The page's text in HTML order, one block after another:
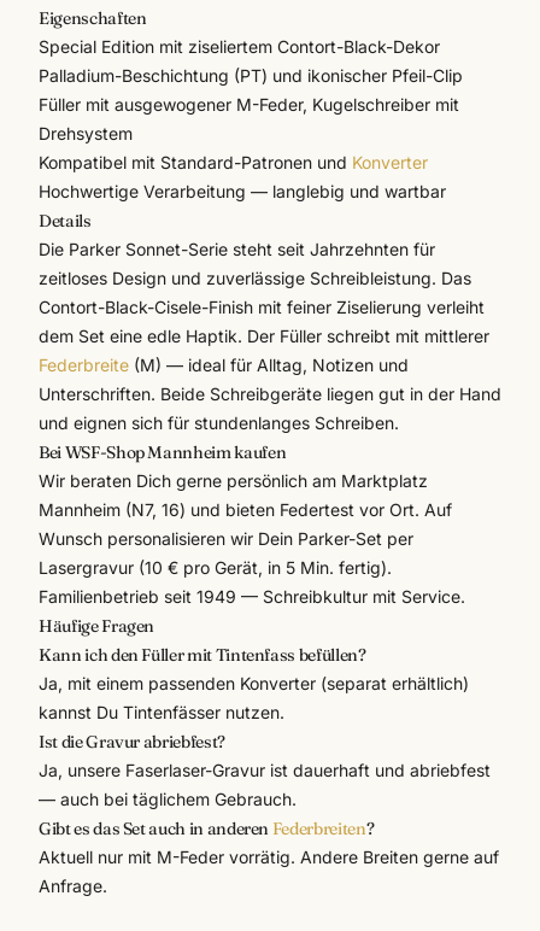
Eigenschaften
Special Edition mit ziseliertem Contort-Black-Dekor
Palladium-Beschichtung (PT) und ikonischer Pfeil-Clip
Füller mit ausgewogener M-Feder, Kugelschreiber mit
Drehsystem
Kompatibel mit Standard-Patronen und Konverter
Hochwertige Verarbeitung — langlebig und wartbar
Details
Die Parker Sonnet-Serie steht seit Jahrzehnten für
zeitloses Design und zuverlässige Schreibleistung. Das
Contort-Black-Cisele-Finish mit feiner Ziselierung verleiht
dem Set eine edle Haptik. Der Füller schreibt mit mittlerer
Federbreite (M) — ideal für Alltag, Notizen und
Unterschriften. Beide Schreibgeräte liegen gut in der Hand
und eignen sich für stundenlanges Schreiben.
Bei WSF-Shop Mannheim kaufen
Wir beraten Dich gerne persönlich am Marktplatz
Mannheim (N7, 16) und bieten Federtest vor Ort. Auf
Wunsch personalisieren wir Dein Parker-Set per
Lasergravur (10 € pro Gerät, in 5 Min. fertig).
Familienbetrieb seit 1949 — Schreibkultur mit Service.
Häufige Fragen
Kann ich den Füller mit Tintenfass befüllen?
Ja, mit einem passenden Konverter (separat erhältlich)
kannst Du Tintenfässer nutzen.
Ist die Gravur abriebfest?
Ja, unsere Faserlaser-Gravur ist dauerhaft und abriebfest
— auch bei täglichem Gebrauch.
Gibt es das Set auch in anderen Federbreiten?
Aktuell nur mit M-Feder vorrätig. Andere Breiten gerne auf
Anfrage.